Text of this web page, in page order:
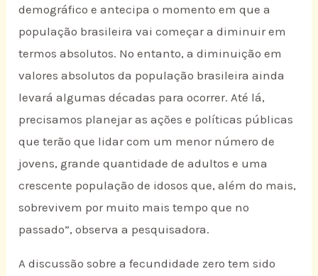
demográfico e antecipa o momento em que a
população brasileira vai começar a diminuir em
termos absolutos. No entanto, a diminuição em
valores absolutos da população brasileira ainda
levará algumas décadas para ocorrer. Até lá,
precisamos planejar as ações e políticas públicas
que terão que lidar com um menor número de
jovens, grande quantidade de adultos e uma
crescente população de idosos que, além do mais,
sobrevivem por muito mais tempo que no
passado”, observa a pesquisadora.
A discussão sobre a fecundidade zero tem sido